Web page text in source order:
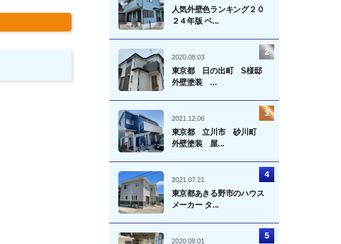
人気外壁色ランキング２０
２４年版 ベ...
2020.08.03
東京都 日の出町 S様邸
外壁塗装 ...
2021.12.06
東京都 立川市 砂川町
外壁塗装 屋...
2021.07.21
東京都あきる野市のハウス
メーカー タ...
2020.08.01